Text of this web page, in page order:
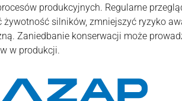
produkcyjnych. Regularne
żywotność silników, zmniejszyć ryzyko
Zaniedbanie konserwacji może
w produkcji.